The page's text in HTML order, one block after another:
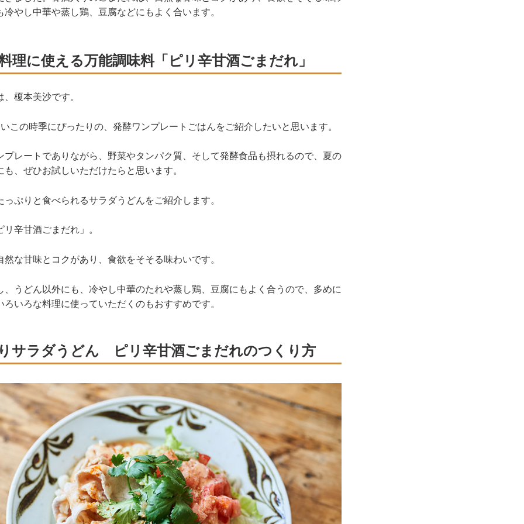
やし中華や蒸し鶏、豆腐などにもよく合います。
理に使える万能調味料「ピリ辛甘酒ごまだれ」
榎本美沙です。
この時季にぴったりの、発酵ワンプレートごはんをご紹介したいと思います。
プレートでありながら、野菜やタンパク質、そして発酵食品も摂れるので、夏の
、ぜひお試しいただけたらと思います。
ぷりと食べられるサラダうどんをご紹介します。
辛甘酒ごまだれ」。
な甘味とコクがあり、食欲をそそる味わいです。
、うどん以外にも、冷やし中華のたれや蒸し鶏、豆腐にもよく合うので、多めに
いろな料理に使っていただくのもおすすめです。
サラダうどん ピリ辛甘酒ごまだれのつくり方